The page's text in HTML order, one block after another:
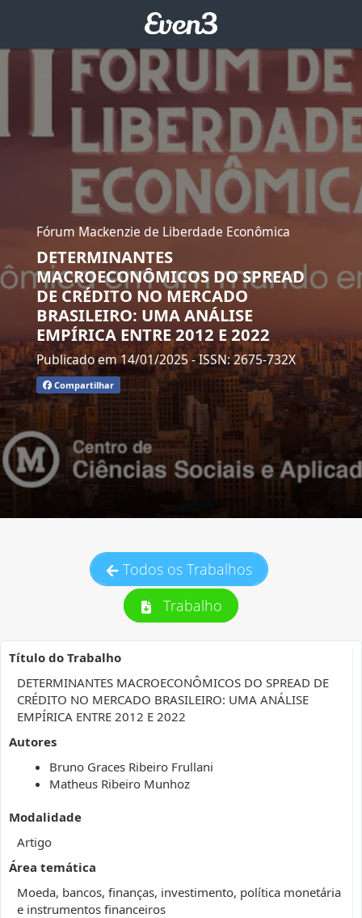
Fórum Mackenzie de Liberdade Econômica
DETERMINANTES
MACROECONÔMICOS DO SPREAD
DE CRÉDITO NO MERCADO
BRASILEIRO: UMA ANÁLISE
EMPÍRICA ENTRE 2012 E 2022
Publicado em 14/01/2025- ISSN: 2675-732X
Compartilhar
Todos os Trabalhos
Trabalho
Título do Trabalho
DETERMINANTES MACROECONÔMICOS DO SPREAD DE
CRÉDITO NO MERCADO BRASILEIRO: UMA ANÁLISE
EMPÍRICA ENTRE 2012 E 2022
Autores
Bruno Graces Ribeiro Frullani
Matheus Ribeiro Munhoz
Modalidade
Artigo
Área temática
Moeda, bancos, finanças, investimento, política monetária
e instrumentos financeiros